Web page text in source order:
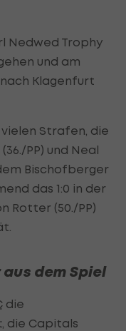
Nedwed Trophy
und am
Klagenfurt
Strafen, die
PP) und Neal
Bischofberger
das 1:0 in der
Rotter (50./PP)
dem Spiel
die
die Capitals